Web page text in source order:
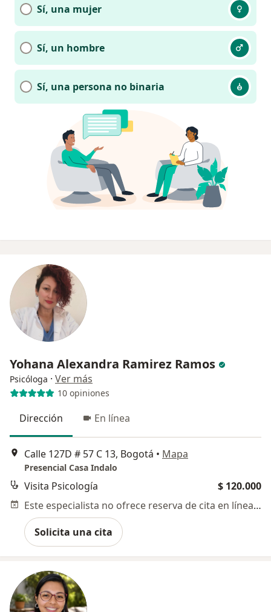
Sí, una mujer
Sí, un hombre
Sí, una persona no binaria
Yohana Alexandra Ramirez Ramos
Psicóloga · Ver más
10 opiniones
Dirección En línea
Calle 127D # 57 C 13, Bogotá • Mapa
Presencial Casa Indalo
Visita Psicología
$ 120.000
Este especialista no ofrece reserva de cita en línea en esta dirección.
Solicita una cita